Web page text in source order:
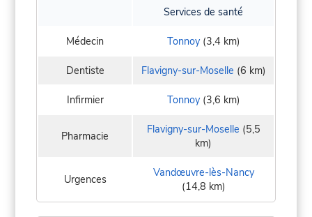
Services de santé
Médecin Tonnoy(3,4 km)
Dentiste Flavigny-sur-Moselle (6 km)
Infirmier Tonnoy(3,6 km)
Pharmacie Flavigny-sur-Moselle (5,5
km)
Urgences
Vandœuvre-lès-Nancy
(14,8 km)